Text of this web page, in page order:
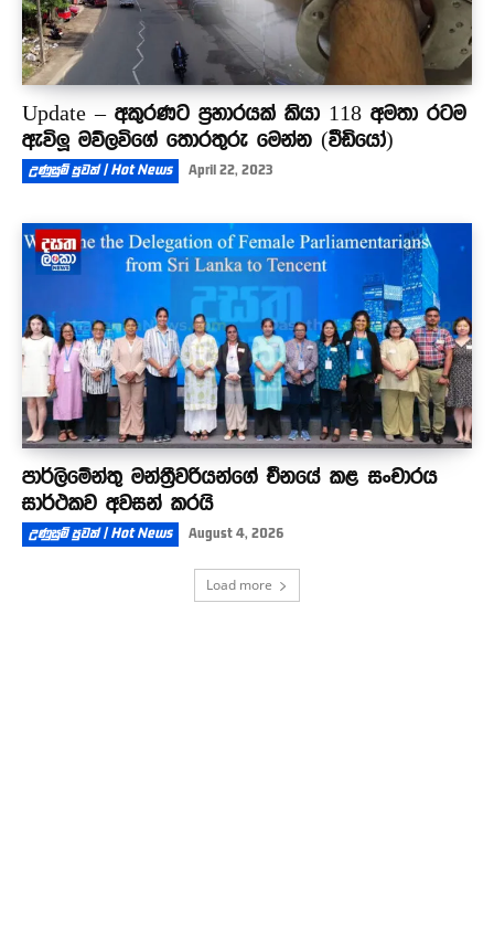
Update – අකුරණට ප්‍රහාරයක් කියා 118 අමතා රටම
ඇවිලූ මව්ලවිගේ තොරතුරු මෙන්න (වීඩියෝ)
උණුසුම් පුවත් | Hot News April 22, 2023
පාර්ලිමේන්තු මන්ත්‍රීවරියන්ගේ චීනයේ කළ සංචාරය
සාර්ථකව අවසන් කරයි
උණුසුම් පුවත් | Hot News August 4, 2026
Load more